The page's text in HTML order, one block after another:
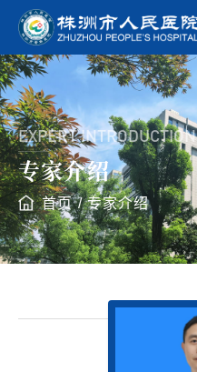
EXPERT INTRODUCTION
专家介绍
首页 / 专家介绍